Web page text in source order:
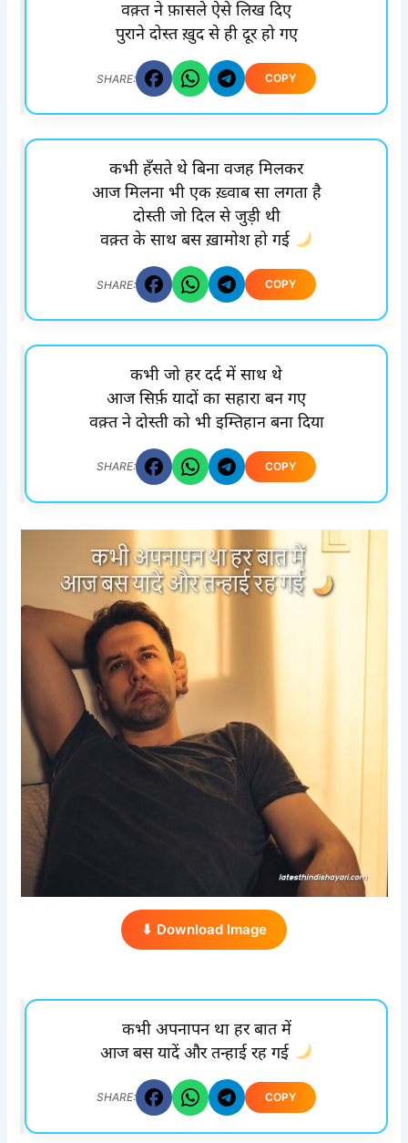
वक़्त ने फ़ासले ऐसे लिख दिए
पुराने दोस्त ख़ुद से ही दूर हो गए
SHARE: COPY
कभी हँसते थे बिना वजह मिलकर
आज मिलना भी एक ख़्वाब सा लगता है
दोस्ती जो दिल से जुड़ी थी
वक़्त के साथ बस ख़ामोश हो गई
SHARE: COPY
कभी जो हर दर्द में साथ थे
आज सिर्फ़ यादों का सहारा बन गए
वक़्त ने दोस्ती को भी इम्तिहान बना दिया
SHARE: COPY
⬇ Download Image
कभी अपनापन था हर बात में
आज बस यादें और तन्हाई रह गई
SHARE: COPY